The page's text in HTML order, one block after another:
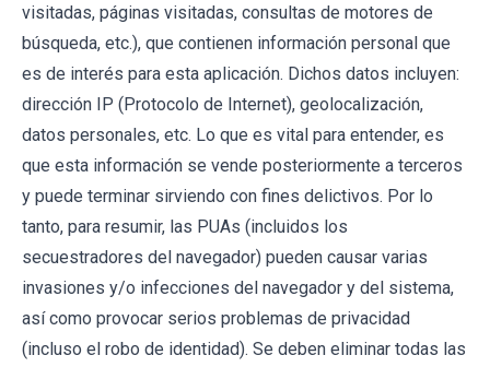
visitadas, páginas visitadas, consultas de motores de
búsqueda, etc.), que contienen información personal que
es de interés para esta aplicación. Dichos datos incluyen:
dirección IP (Protocolo de Internet), geolocalización,
datos personales, etc. Lo que es vital para entender, es
que esta información se vende posteriormente a terceros
y puede terminar sirviendo con fines delictivos. Por lo
tanto, para resumir, las PUAs (incluidos los
secuestradores del navegador) pueden causar varias
invasiones y/o infecciones del navegador y del sistema,
así como provocar serios problemas de privacidad
(incluso el robo de identidad). Se deben eliminar todas las